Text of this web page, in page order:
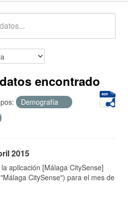
encontrado
Demografía
2015
aplicación [Málaga CitySense]
"Málaga CitySense") para el mes de